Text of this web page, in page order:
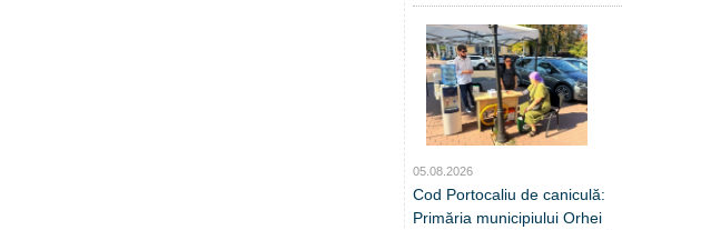
05.08.2026
Cod Portocaliu de caniculă:
Primăria municipiului Orhei